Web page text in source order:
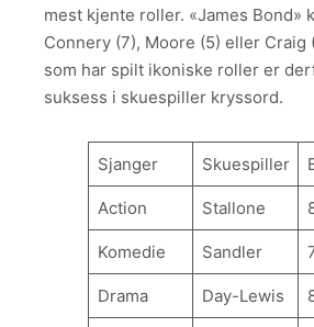
mest kjente roller. «James Bond»
Connery (7), Moore (5) eller Craig
som har spilt ikoniske roller er
suksess i skuespiller kryssord.
Sjanger Skuespiller
Action Stallone
Komedie Sandler
Drama Day-Lewis